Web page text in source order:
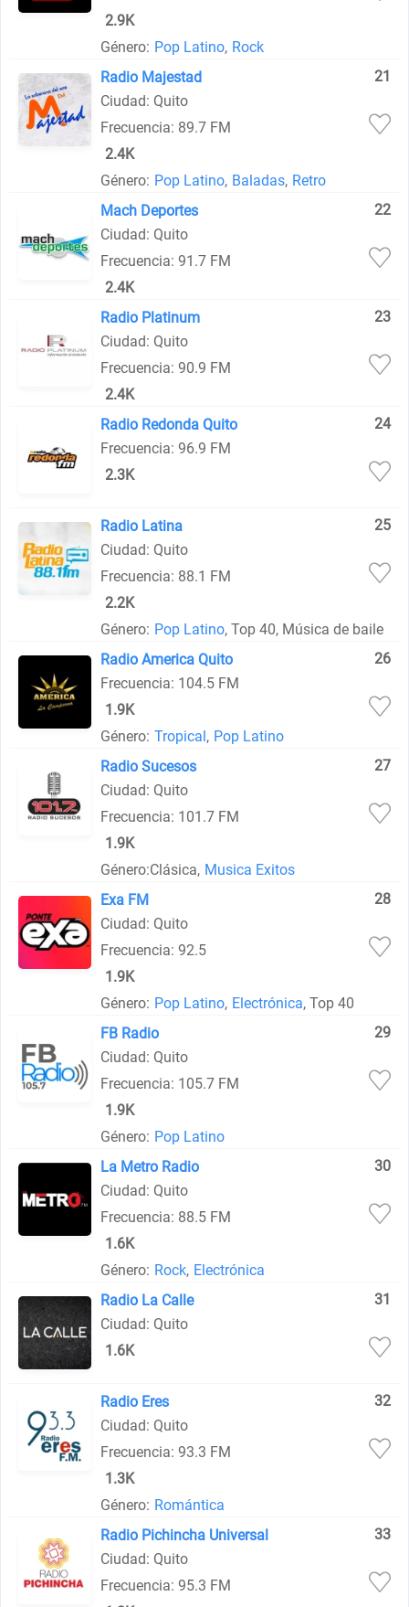
2.9K
Género: Pop Latino, Rock
Radio Majestad
21
Ciudad: Quito
Frecuencia: 89.7 FM
2.4K
Género: Pop Latino, Baladas, Retro
Mach Deportes
22
Ciudad: Quito
Frecuencia: 91.7 FM
2.4K
Radio Platinum
23
Ciudad: Quito
Frecuencia: 90.9 FM
2.4K
Radio Redonda Quito
24
Frecuencia: 96.9 FM
2.3K
Radio Latina
25
Ciudad: Quito
Frecuencia: 88.1 FM
2.2K
Género: Pop Latino, Top 40, Música de baile
Radio America Quito
26
Frecuencia: 104.5 FM
1.9K
Género: Tropical, Pop Latino
Radio Sucesos
27
Ciudad: Quito
Frecuencia: 101.7 FM
1.9K
Género:Clásica, Musica Exitos
Exa FM
28
Ciudad: Quito
Frecuencia: 92.5
1.9K
Género: Pop Latino, Electrónica, Top 40
FB Radio
29
Ciudad: Quito
Frecuencia: 105.7 FM
1.9K
Género: Pop Latino
La Metro Radio
30
Ciudad: Quito
Frecuencia: 88.5 FM
1.6K
Género: Rock, Electrónica
Radio La Calle
31
Ciudad: Quito
1.6K
Radio Eres
32
Ciudad: Quito
Frecuencia: 93.3 FM
1.3K
Género: Romántica
Radio Pichincha Universal
33
Ciudad: Quito
Frecuencia: 95.3 FM